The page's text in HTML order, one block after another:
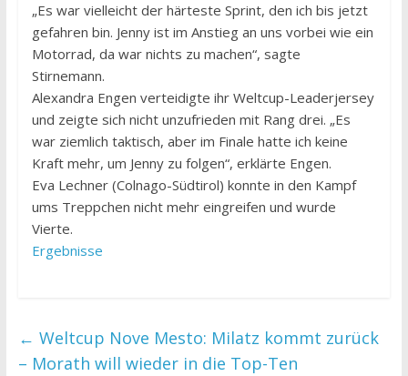
„Es war vielleicht der härteste Sprint, den ich bis jetzt
gefahren bin. Jenny ist im Anstieg an uns vorbei wie ein
Motorrad, da war nichts zu machen“, sagte
Stirnemann.
Alexandra Engen verteidigte ihr Weltcup-Leaderjersey
und zeigte sich nicht unzufrieden mit Rang drei. „Es
war ziemlich taktisch, aber im Finale hatte ich keine
Kraft mehr, um Jenny zu folgen“, erklärte Engen.
Eva Lechner (Colnago-Südtirol) konnte in den Kampf
ums Treppchen nicht mehr eingreifen und wurde
Vierte.
Ergebnisse
← Weltcup Nove Mesto: Milatz kommt zurück
– Morath will wieder in die Top-Ten